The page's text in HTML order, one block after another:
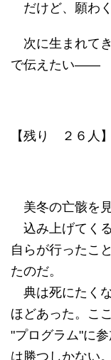
だけど、願わく
次に生まれて
で伝えたい――
【残り ２６人】
美冬の亡骸を
込み上げてく
自らが行ったこ
たのだ。
典は死にたく
ほどあった。こ
"プログラム"に
は勝つしかない